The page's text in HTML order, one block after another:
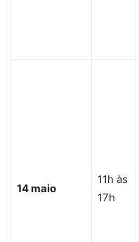
14 maio
11h às
17h